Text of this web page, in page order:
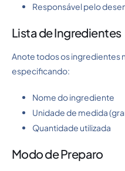
Responsável pelo
Lista de Ingredientes
Anote todos os ingredientes
especificando:
Nome do ingrediente
Unidade de medida
Quantidade utilizada
Modo de Preparo